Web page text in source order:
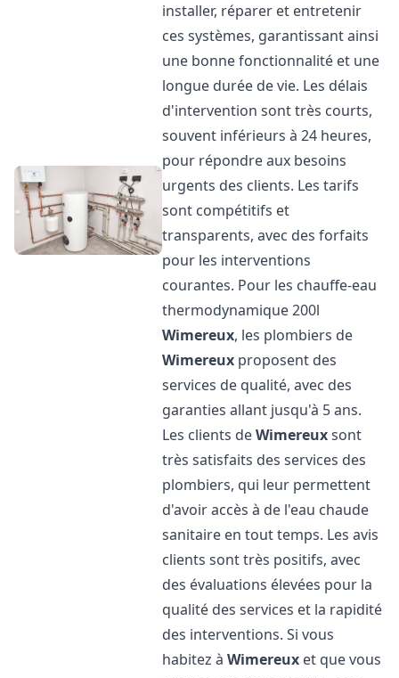
installer, réparer et entretenir
ces systèmes, garantissant ainsi
une bonne fonctionnalité et une
longue durée de vie. Les délais
d'intervention sont très courts,
souvent inférieurs à 24 heures,
pour répondre aux besoins
urgents des clients. Les tarifs
sont compétitifs et
transparents, avec des forfaits
pour les interventions
courantes. Pour les chauffe-eau
thermodynamique 200l
Wimereux, les plombiers de
Wimereux proposent des
services de qualité, avec des
garanties allant jusqu'à 5 ans.
Les clients deWimereuxsont
très satisfaits des services des
plombiers, qui leur permettent
d'avoir accès à de l'eau chaude
sanitaire en tout temps. Les avis
clients sont très positifs, avec
des évaluations élevées pour la
qualité des services et la rapidité
des interventions. Si vous
habitez àWimereux et que vous